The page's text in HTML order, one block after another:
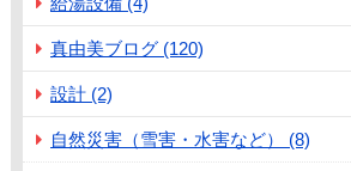
真由美ブログ (120)
設計 (2)
自然災害（雪害・水害など） (8)